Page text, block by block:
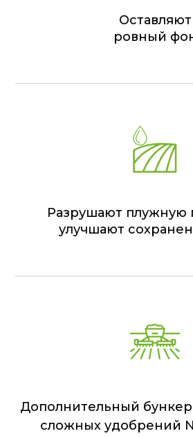
Оставляют
ровный
Разрушают плужную
улучшают
Дополнительный
сложных удобрений